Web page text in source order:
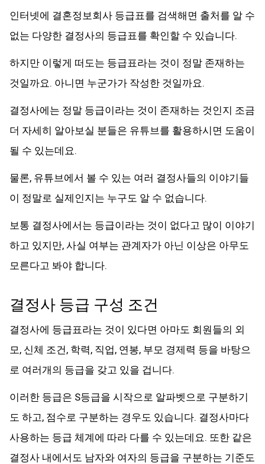
인터넷에 결혼정보회사 등급표를 검색해면 출처를 알 수
없는 다양한 결정사의 등급표를 확인할 수 있습니다.
하지만 이렇게 떠도는 등급표라는 것이 정말 존재하는
것일까요. 아니면 누군가가 작성한 것일까요.
결정사에는 정말 등급이라는 것이 존재하는 것인지 조금
더 자세히 알아보실 분들은 유튜브를 활용하시면 도움이
될 수 있는데요.
물론, 유튜브에서 볼 수 있는 여러 결정사들의 이야기들
이 정말로 실제인지는 누구도 알 수 없습니다.
보통 결정사에서는 등급이라는 것이 없다고 많이 이야기
하고 있지만, 사실 여부는 관계자가 아닌 이상은 아무도
모른다고 봐야 합니다.
결정사 등급 구성 조건
결정사에 등급표라는 것이 있다면 아마도 회원들의 외
모, 신체 조건, 학력, 직업, 연봉, 부모 경제력 등을 바탕으
로 여러개의 등급을 갖고 있을 겁니다.
이러한 등급은 S등급을 시작으로 알파벳으로 구분하기
도 하고, 점수로 구분하는 경우도 있습니다. 결정사마다
사용하는 등급 체계에 따라 다를 수 있는데요. 또한 같은
결정사 내에서도 남자와 여자의 등급을 구분하는 기준도